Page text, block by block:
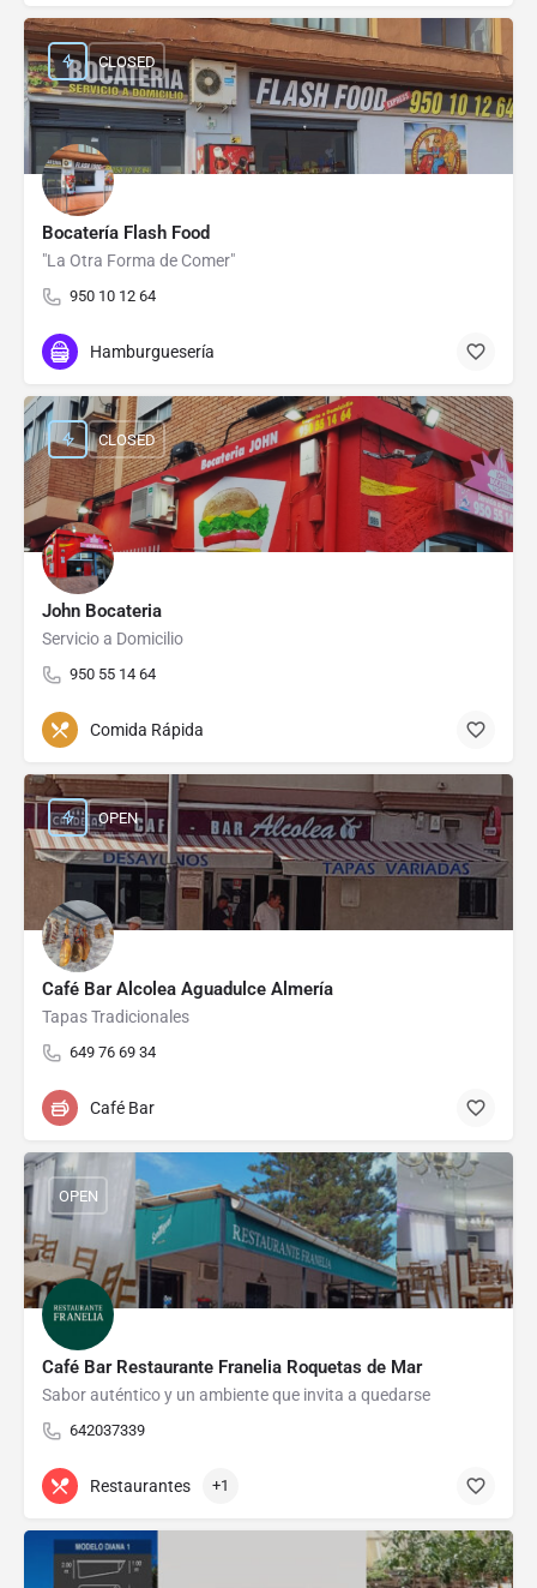
Bocatería Flash Food
"La Otra Forma de Comer"
950 10 12 64
CLOSED
Hamburguesería
John Bocateria
Servicio a Domicilio
950 55 14 64
CLOSED
Comida Rápida
Café Bar Alcolea Aguadulce Almería
Tapas Tradicionales
649 76 69 34
OPEN
Café Bar
Café Bar Restaurante Franelia Roquetas de Mar
Sabor auténtico y un ambiente que invita a quedarse
642037339
OPEN
Restaurantes +1